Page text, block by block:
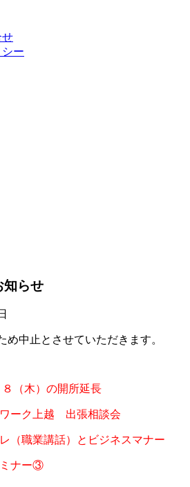
せ
ー
知らせ
め中止とさせていただきます。
８（木）の開所延長
ワーク上越 出張相談会
（職業講話）とビジネスマナー
ミナー③